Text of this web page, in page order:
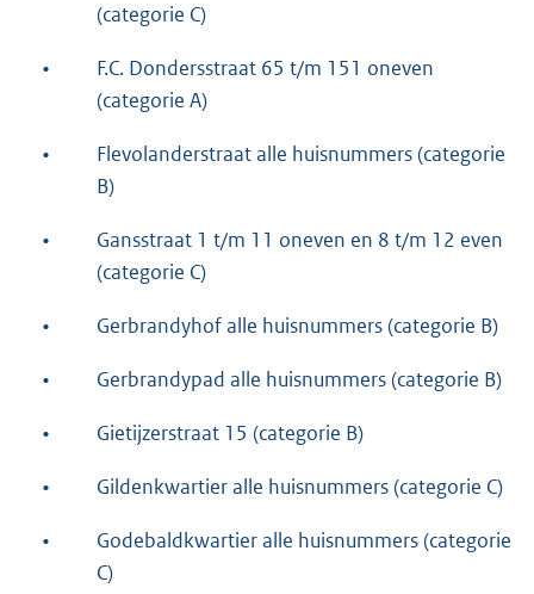
(categorie C)
•
F.C. Dondersstraat 65 t/m 151 oneven
(categorie A)
•
Flevolanderstraat alle huisnummers (categorie
B)
•
Gansstraat 1 t/m 11 oneven en 8 t/m 12 even
(categorie C)
• Gerbrandyhof alle huisnummers (categorie B)
• Gerbrandypad alle huisnummers (categorie B)
• Gietijzerstraat 15 (categorie B)
• Gildenkwartier alle huisnummers (categorie C)
•
Godebaldkwartier alle huisnummers (categorie
C)